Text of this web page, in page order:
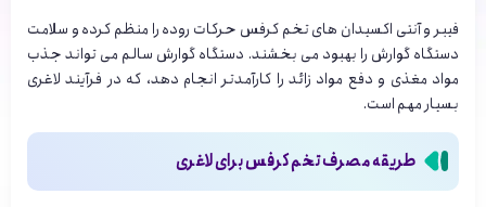
فیبر و آنتی اکسیدان های تخم کرفس حرکات روده را منظم کرده و سلامت
دستگاه گوارش را بهبود می بخشند. دستگاه گوارش سالم می تواند جذب
مواد مغذی و دفع مواد زائد را کارآمدتر انجام دهد، که در فرآیند لاغری
بسیار مهم است.
طریقه مصرف تخم کرفس برای لاغری